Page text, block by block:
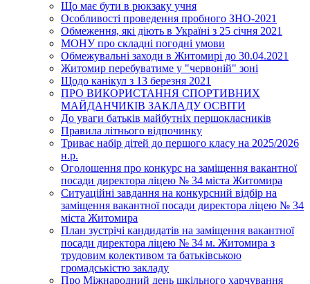
Що має бути в рюкзаку учня
Особливості проведення пробного ЗНО-2021
Обмеження, які діють в Україні з 25 січня 2021
МОНУ про складні погодні умови
Обмежувальні заходи в Житомирі до 30.04.2021
Житомир перебуватиме у "червоній" зоні
Щодо канікул з 13 березня 2021
ПРО ВИКОРИСТАННЯ СПОРТИВНИХ
МАЙДАНЧИКІВ ЗАКЛАДУ ОСВІТИ
До уваги батьків майбутніх першокласників
Правила літнього відпочинку
Триває набір дітей до першого класу на 2025/2026
н.р.
Оголошення про конкурс на заміщення вакантної
посади директора ліцею № 34 міста Житомира
Ситуаційні завдання на конкурсний відбір на
заміщення вакантної посади директора ліцею № 34
міста Житомира
План зустрічі кандидатів на заміщення вакантної
посади директора ліцею № 34 м. Житомира з
трудовим колективом та батьківською
громадськістю закладу
Про Міжнародний день шкільного харчування